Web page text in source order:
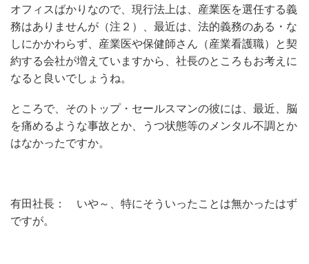
オフィスばかりなので、現行法上は、産業医を選任する義
務はありませんが（注２）、最近は、法的義務のある・な
しにかかわらず、産業医や保健師さん（産業看護職）と契
約する会社が増えていますから、社長のところもお考えに
なると良いでしょうね。
ところで、そのトップ・セールスマンの彼には、最近、脳
を痛めるような事故とか、うつ状態等のメンタル不調とか
はなかったですか。
有田社長： いや～、特にそういったことは無かったはず
ですが。